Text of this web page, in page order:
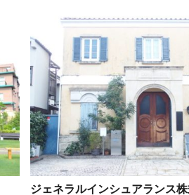
ジェネラルインシュアランス